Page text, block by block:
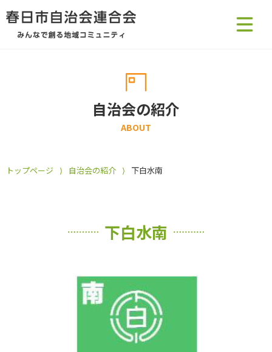
自治会の紹介
ABOUT
トップページ ⟩ 自治会の紹介 ⟩ 下白水南
下白水南